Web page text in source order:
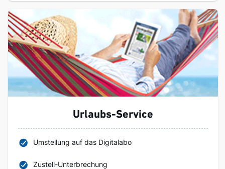
Urlaubs-Service
Umstellung auf das Digitalabo
Zustell-Unterbrechung